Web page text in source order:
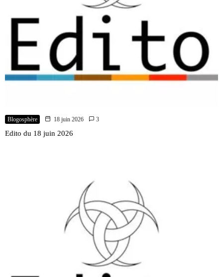
Blogosphère 18 juin 2026 3
Edito du 18 juin 2026